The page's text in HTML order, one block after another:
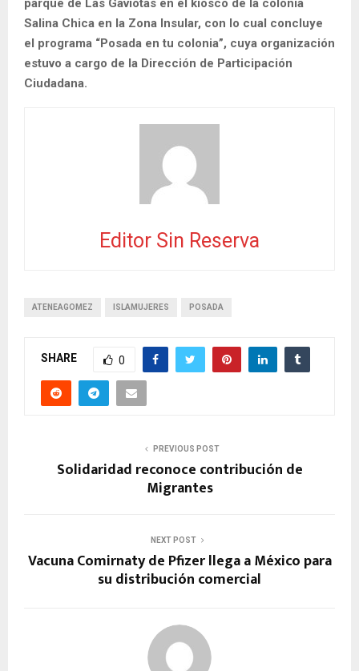
Salina Chica en la Zona Insular, con lo cual concluye
el programa “Posada en tu colonia”, cuya organización
estuvo a cargo de la Dirección de Participación
Ciudadana.
Editor Sin Reserva
ATENEAGOMEZ ISLAMUJERES POSADA
SHARE 0
PREVIOUS POST
Solidaridad reconoce contribución de
Migrantes
NEXT POST
Vacuna Comirnaty de Pfizer llega a México para
su distribución comercial